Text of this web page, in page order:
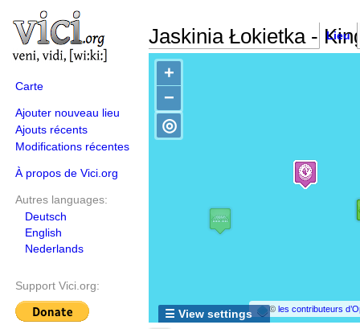
Carte
Ajouter nouveau lieu
Ajouts récents
Modifications récentes
À propos de Vici.org
Autres languages:
Deutsch
English
Nederlands
Support Vici.org:
Jaskinia Łokietka - Lieu
+
−
©les contributeurs
◎
☰ View settings